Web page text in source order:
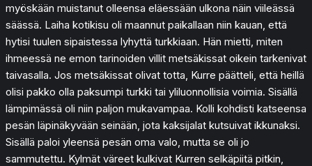
myöskään muistanut olleensa eläessään ulkona näin viileässä
säässä. Laiha kotikisu oli maannut paikallaan niin kauan, että
hytisi tuulen sipaistessa lyhyttä turkkiaan. Hän mietti, miten
ihmeessä ne emon tarinoiden villit metsäkissat oikein tarkenivat
taivasalla. Jos metsäkissat olivat totta, Kurre päätteli, että heillä
olisi pakko olla paksumpi turkki tai yliluonnollisia voimia. Sisällä
lämpimässä oli niin paljon mukavampaa. Kolli kohdisti katseensa
pesän läpinäkyvään seinään, jota kaksijalat kutsuivat ikkunaksi.
Sisällä paloi yleensä pesän oma valo, mutta se oli jo
sammutettu. Kylmät väreet kulkivat Kurren selkäpiitä pitkin,